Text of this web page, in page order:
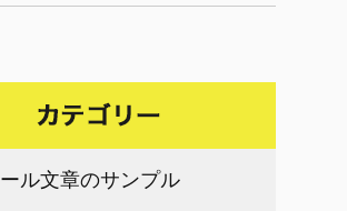
ル文章のサンプル